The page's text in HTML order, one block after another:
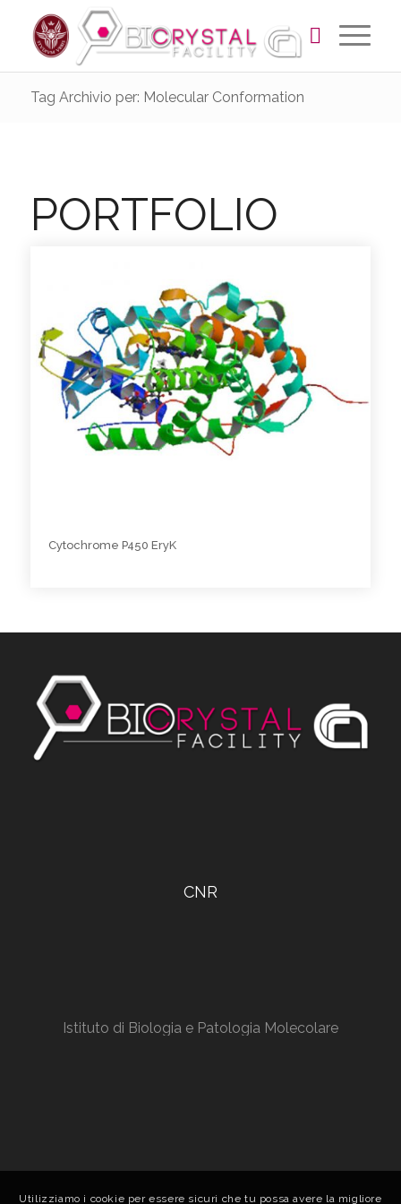
Tag Archivio per: Molecular Conformation
PORTFOLIO
Cytochrome P450 EryK
CNR
Istituto di Biologia e Patologia Molecolare
Utilizziamo i cookie per essere sicuri che tu possa avere la migliore